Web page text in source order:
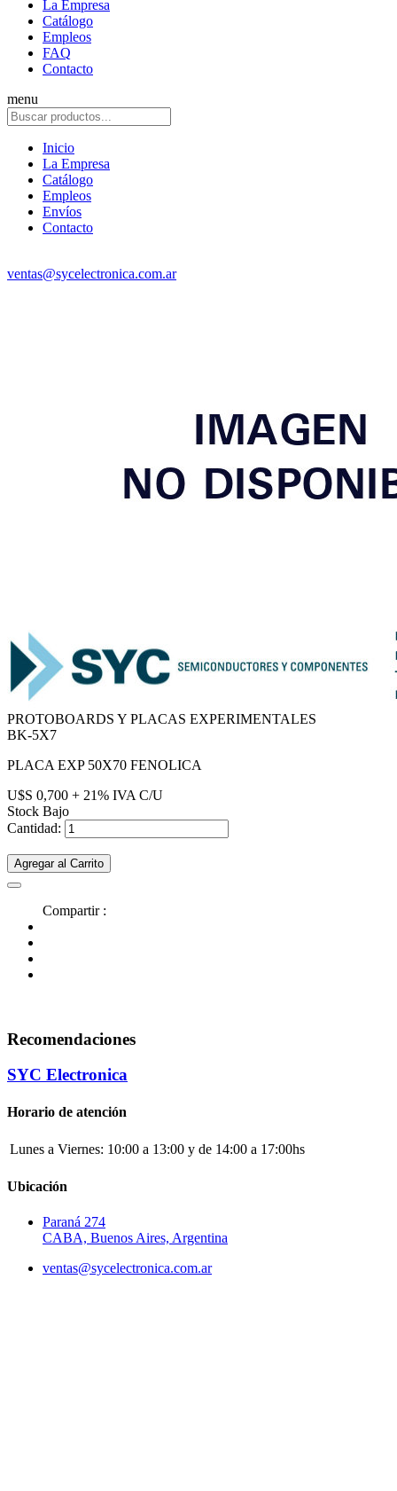
La Empresa
Catálogo
Empleos
FAQ
Contacto
menu
Inicio
La Empresa
Catálogo
Empleos
Envíos
Contacto
ventas@sycelectronica.com.ar
PROTOBOARDS Y PLACAS EXPERIMENTALES
BK-5X7
PLACA EXP 50X70 FENOLICA
U$S 0,700 + 21% IVA C/U
Stock Bajo
Cantidad:
Agregar al Carrito
Compartir :
Recomendaciones
SYC Electronica
Horario de atención
Lunes a Viernes: 10:00 a 13:00 y de 14:00 a 17:00hs
Ubicación
Paraná 274
CABA, Buenos Aires, Argentina
ventas@sycelectronica.com.ar